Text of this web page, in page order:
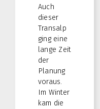
Auch
dieser
Transalp
ging eine
lange Zeit
der
Planung
voraus.
Im Winter
kam die